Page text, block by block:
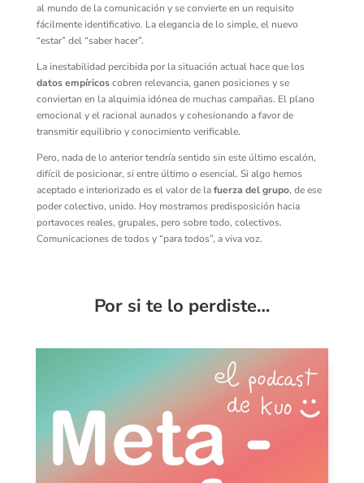
al mundo de la comunicación y se convierte en un requisito
fácilmente identificativo. La elegancia de lo simple, el nuevo
“estar” del “saber hacer”.
La inestabilidad percibida por la situación actual hace que los
datos empíricoscobren relevancia, ganen posiciones y se
conviertan en la alquimia idónea de muchas campañas. El plano
emocional y el racional aunados y cohesionando a favor de
transmitir equilibrio y conocimiento verificable.
Pero, nada de lo anterior tendría sentido sin este último escalón,
difícil de posicionar, si entre último o esencial. Si algo hemos
aceptado e interiorizado es el valor de lafuerza del grupo, de ese
poder colectivo, unido. Hoy mostramos predisposición hacia
portavoces reales, grupales, pero sobre todo, colectivos.
Comunicaciones de todos y “para todos”, a viva voz.
Por si te lo perdiste…